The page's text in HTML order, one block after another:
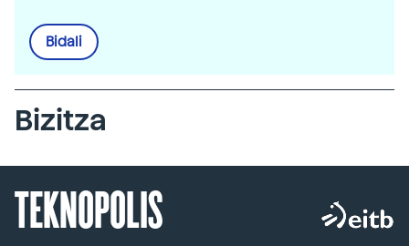
Bidali
Bizitza
TEKNOPOLIS